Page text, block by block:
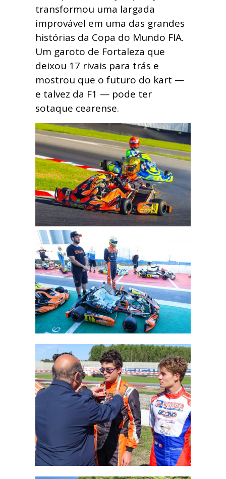
transformou uma largada
improvável em uma das grandes
histórias da Copa do Mundo FIA.
Um garoto de Fortaleza que
deixou 17 rivais para trás e
mostrou que o futuro do kart —
e talvez da F1 — pode ter
sotaque cearense.